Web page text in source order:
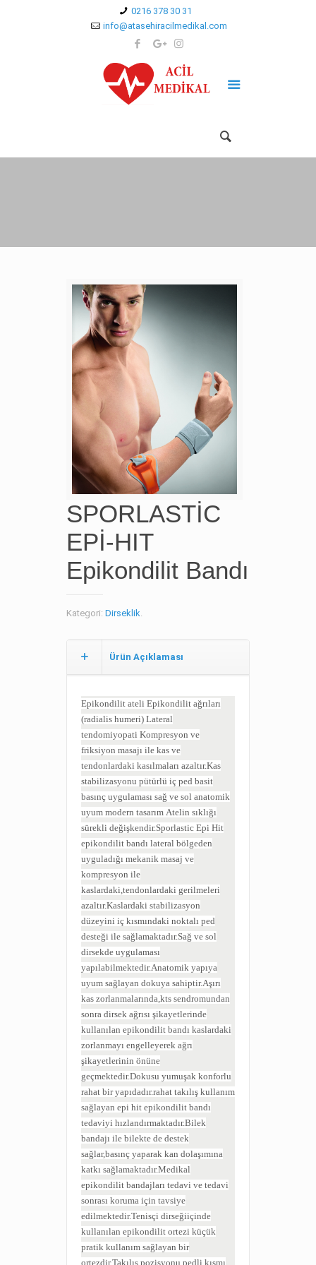
0216 378 30 31
info@atasehiracilmedikal.com
SPORLASTİC
EPİ-HIT
Epikondilit Bandı
Kategori: Dirseklik.
Ürün Açıklaması
Epikondilit ateli Epikondilit ağrıları
(radialis humeri) Lateral
tendomiyopati Kompresyon ve
friksiyon masajı ile kas ve
tendonlardaki kasılmaları azaltır.Kas
stabilizasyonu pütürlü iç ped basit
basınç uygulaması sağ ve sol anatomik
uyum modern tasarım Atelin sıklığı
sürekli değişkendir.Sporlastic Epi Hit
epikondilit bandı lateral bölgeden
uyguladığı mekanik masaj ve
kompresyon ile
kaslardaki,tendonlardaki gerilmeleri
azaltır.Kaslardaki stabilizasyon
düzeyini iç kısmındaki noktalı ped
desteği ile sağlamaktadır.Sağ ve sol
dirsekde uygulaması
yapılabilmektedir.Anatomik yapıya
uyum sağlayan dokuya sahiptir.Aşırı
kas zorlanmalarında,kts sendromundan
sonra dirsek ağrısı şikayetlerinde
kullanılan epikondilit bandı kaslardaki
zorlanmayı engelleyerek ağrı
şikayetlerinin önüne
geçmektedir.Dokusu yumuşak konforlu
rahat bir yapıdadır.rahat takılış kullanım
sağlayan epi hit epikondilit bandı
tedaviyi hızlandırmaktadır.Bilek
bandajı ile bilekte de destek
sağlar,basınç yaparak kan dolaşımına
katkı sağlamaktadır.Medikal
epikondilit bandajları tedavi ve tedavi
sonrası koruma için tavsiye
edilmektedir.Tenisçi dirseğiiçinde
kullanılan epikondilit ortezi küçük
pratik kullanım sağlayan bir
ortezdir.Takılış pozisyonu pedli kısmı